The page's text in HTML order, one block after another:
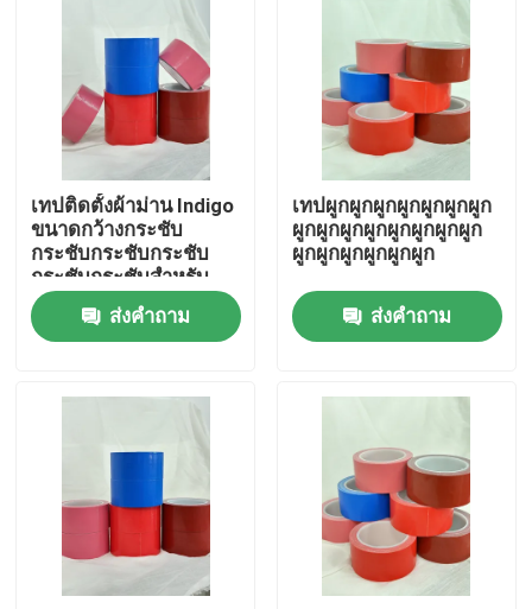
เกี่ยวกับเรา
ทัวร์โรงงาน
ควบคุมคุณภาพ
เทปกาวติดพรม
เทปติดตั้งผ้าม่าน Indigo
ขนาดกว้างกระชับ
กระชับกระชับกระชับ
กระชับกระชับสําหรับ
พื้นที่เรียบร้อยและ
ปลอดภัย ส่งคำถาม
เทปผูกผูกผูกผูกผูกผูกผูก
ผูกผูกผูกผูกผูกผูกผูกผูก
ผูกผูกผูกผูกผูกผูก
ส่งคำถาม